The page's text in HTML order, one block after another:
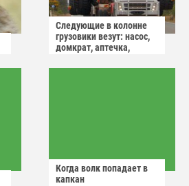
Следующие в колонне
грузовики везут: насос,
домкрат, аптечка,
Когда волк попадает в
капкан